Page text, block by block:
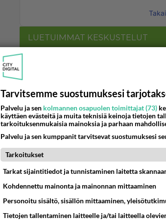
LUETUIMMAT KESKUSTELUT
06.08.2026 09:02
Maailman menoa
Anteeksi arkuuteni
06.08.2026 16:54
Ikävä
Kuka melkein täysi-ikäinen hukkui?
Tarvitsemme suostumuksesi
Palvelu ja sen kolmannen osapuolen toimittajat (73)
käyttäen evästeitä ja muita teknisiä keinoja tietojen
tarkoituksenmukaisia mainoksia ja parhaan
Palvelu ja sen kumppanit tarvitsevat suostumuksesi
Tarkoitukset
Tarkat sijaintitiedot ja tunnistaminen laitetta
Kohdennettu mainonta ja mainonnan mittaaminen
Personoitu sisältö, sisällön mittaaminen,
Tietojen tallentaminen laitteelle ja/tai laitteella